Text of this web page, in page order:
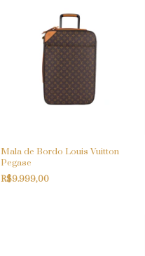
Mala de Bordo Louis Vuitton
Pegase
R$9.999,00